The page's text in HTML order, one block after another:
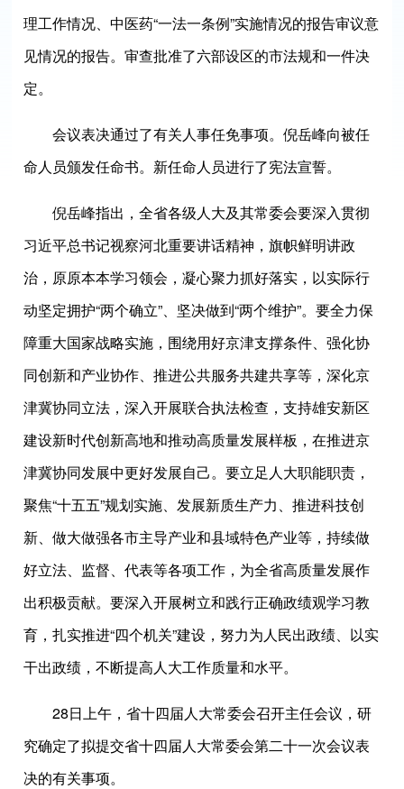
理工作情况、中医药“一法一条例”实施情况的报告审议意
见情况的报告。审查批准了六部设区的市法规和一件决
定。
会议表决通过了有关人事任免事项。倪岳峰向被任
命人员颁发任命书。新任命人员进行了宪法宣誓。
倪岳峰指出，全省各级人大及其常委会要深入贯彻
习近平总书记视察河北重要讲话精神，旗帜鲜明讲政
治，原原本本学习领会，凝心聚力抓好落实，以实际行
动坚定拥护“两个确立”、坚决做到“两个维护”。要全力保
障重大国家战略实施，围绕用好京津支撑条件、强化协
同创新和产业协作、推进公共服务共建共享等，深化京
津冀协同立法，深入开展联合执法检查，支持雄安新区
建设新时代创新高地和推动高质量发展样板，在推进京
津冀协同发展中更好发展自己。要立足人大职能职责，
聚焦“十五五”规划实施、发展新质生产力、推进科技创
新、做大做强各市主导产业和县域特色产业等，持续做
好立法、监督、代表等各项工作，为全省高质量发展作
出积极贡献。要深入开展树立和践行正确政绩观学习教
育，扎实推进“四个机关”建设，努力为人民出政绩、以实
干出政绩，不断提高人大工作质量和水平。
28日上午，省十四届人大常委会召开主任会议，研
究确定了拟提交省十四届人大常委会第二十一次会议表
决的有关事项。